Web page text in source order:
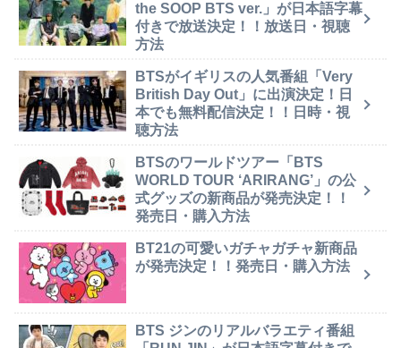
the SOOP BTS ver.」が日本語字幕
付きで放送決定！！放送日・視聴
方法
BTSがイギリスの人気番組「Very
British Day Out」に出演決定！日
本でも無料配信決定！！日時・視
聴方法
BTSのワールドツアー「BTS
WORLD TOUR ‘ARIRANG’」の公
式グッズの新商品が発売決定！！
発売日・購入方法
BT21の可愛いガチャガチャ新商品
が発売決定！！発売日・購入方法
BTS ジンのリアルバラエティ番組